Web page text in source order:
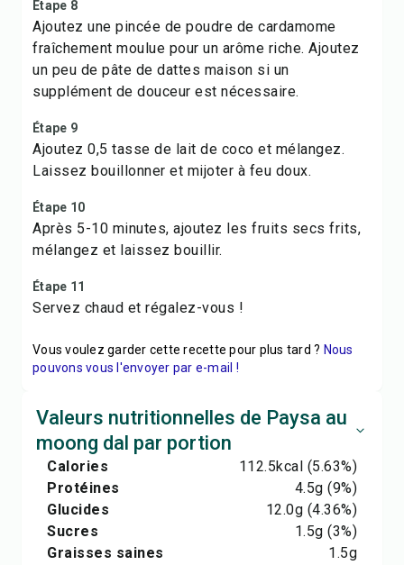
Étape 8
Ajoutez une pincée de poudre de cardamome
fraîchement moulue pour un arôme riche. Ajoutez
un peu de pâte de dattes maison si un
supplément de douceur est nécessaire.
Étape 9
Ajoutez 0,5 tasse de lait de coco et mélangez.
Laissez bouillonner et mijoter à feu doux.
Étape 10
Après 5-10 minutes, ajoutez les fruits secs frits,
mélangez et laissez bouillir.
Étape 11
Servez chaud et régalez-vous !
Vous voulez garder cette recette pour plus tard ? Nous
pouvons vous l'envoyer par e-mail !
Valeurs nutritionnelles de Paysa au
moong dal par portion
Calories 112.5kcal (5.63%)
Protéines
4.5g (9%)
Glucides
12.0g (4.36%)
Sucres
1.5g (3%)
Graisses saines
1.5g